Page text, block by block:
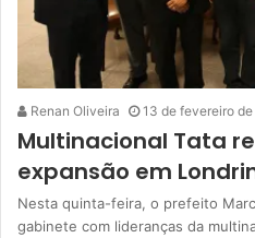
Renan Oliveira 13 de fevereiro
Multinacional Tata
expansão em
Nesta quinta-feira, o prefeito
gabinete com lideranças da